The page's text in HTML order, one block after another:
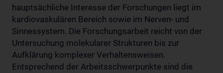
hauptsächliche Interesse der Forschungen liegt im
kardiovaskulären Bereich sowie im Nerven- und
Sinnessystem. Die Forschungsarbeit reicht von der
Untersuchung molekularer Strukturen bis zur
Aufklärung komplexer Verhaltensweisen.
Entsprechend der Arbeitsschwerpunkte sind die